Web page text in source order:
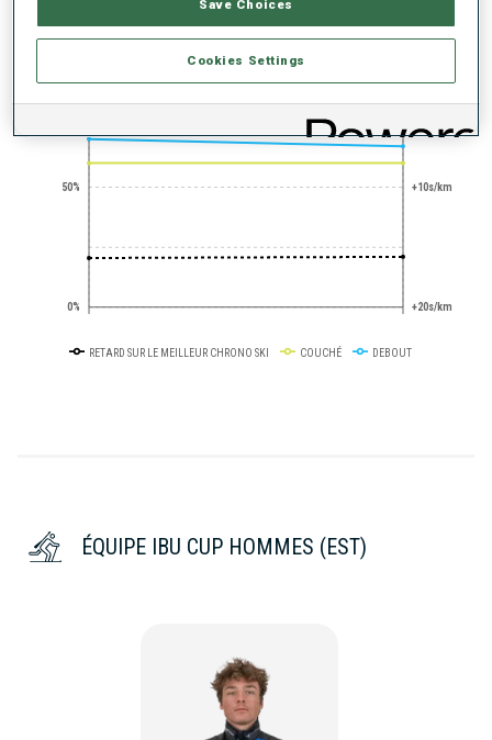
0%
50% +10s/km
+20s/km
RETARD SUR LE MEILLEUR CHRONO SKI COUCHÉ DEBOUT
ÉQUIPE IBU CUP HOMMES (EST)
Save Choices
Cookies Settings